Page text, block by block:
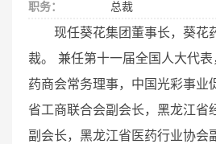
职务：
总裁
现任葵花集团董事长，葵花
裁。 兼任第十一届全国人大代
药商会常务理事，中国光彩事业
省工商联合会副会长，黑龙江省
副会长，黑龙江省医药行业协会